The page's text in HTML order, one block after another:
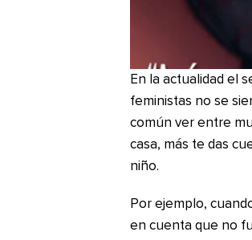
En la actualidad el
feministas no se
común ver entre
casa, más te das
niño.
Por ejemplo,
en cuenta que no